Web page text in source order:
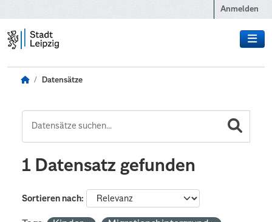
Anmelden
Datensätze
1 Datensatz gefunden
Sortieren nach